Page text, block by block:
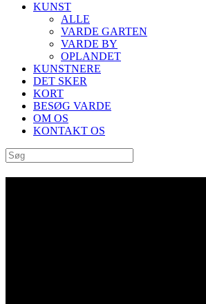
KUNST
ALLE
VARDE GARTEN
VARDE BY
OPLANDET
KUNSTNERE
DET SKER
KORT
BESØG VARDE
OM OS
KONTAKT OS